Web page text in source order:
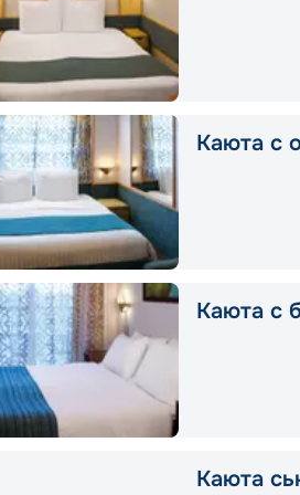
Каюта с
Каюта с
Каюта